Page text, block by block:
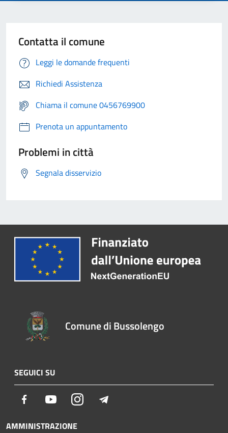
Contatta il comune
Leggi le domande frequenti
Richiedi Assistenza
Chiama il comune 0456769900
Prenota un appuntamento
Problemi in città
Segnala disservizio
Comune di Bussolengo
SEGUICI SU
Facebook YoutubeInstagram
AMMINISTRAZIONE